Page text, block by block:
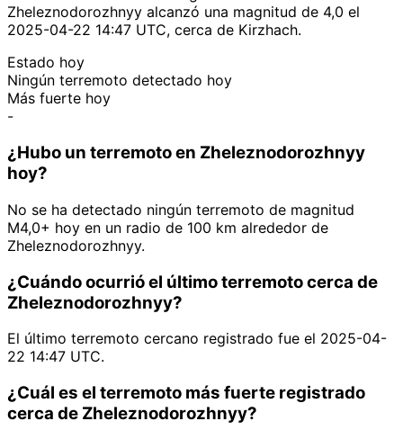
Zheleznodorozhnyy alcanzó una magnitud de 4,0 el
2025-04-22 14:47 UTC, cerca de Kirzhach.
Estado hoy
Ningún terremoto detectado hoy
Más fuerte hoy
-
¿Hubo un terremoto en Zheleznodorozhnyy
hoy?
No se ha detectado ningún terremoto de magnitud
M4,0+ hoy en un radio de 100 km alrededor de
Zheleznodorozhnyy.
¿Cuándo ocurrió el último terremoto cerca de
Zheleznodorozhnyy?
El último terremoto cercano registrado fue el 2025-04-
22 14:47 UTC.
¿Cuál es el terremoto más fuerte registrado
cerca de Zheleznodorozhnyy?